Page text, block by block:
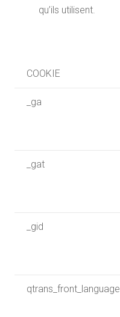
qu’ils utilisent.
COOKIE
_ga
_gat
_gid
qtrans_front_language